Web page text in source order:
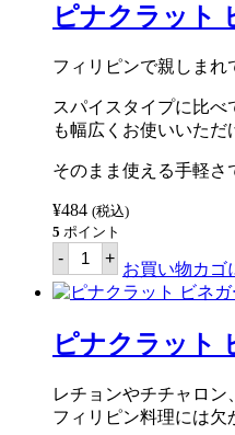
ピナクラット
フィリピンで親しまれ
スパイスタイプに比
も幅広くお使いいただ
そのまま使える手軽さ
¥484 (税込)
5 ポイント
- ピ
ナ
ク
ラ
ト
ビ
ガ
ー
（ス
+
お買い物カゴ
ピナクラット
レチョンやチチャロ
フィリピン料理には欠